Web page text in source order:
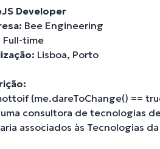
Developer
Bee Engineering
Full-time
Lisboa, Porto
(me.dareToChange() ==
uma consultora de tecnologias
associados às Tecnologias